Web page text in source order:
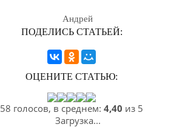
Андрей
ПОДЕЛИСЬ СТАТЬЕЙ:
ОЦЕНИТЕ СТАТЬЮ:
58 голосов, в среднем: 4,40 из 5
Загрузка...